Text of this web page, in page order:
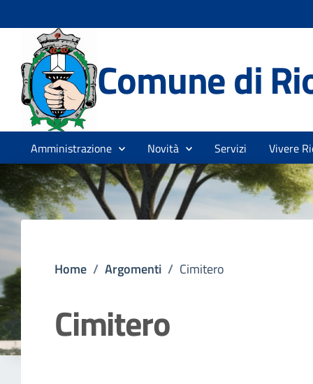
Comune di
Amministrazione Novità Servizi Vivere
Home / Argomenti / Cimitero
Cimitero